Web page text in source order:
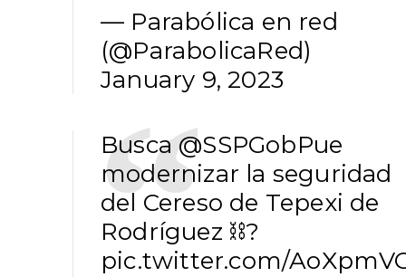
— Parabólica en red
(@ParabolicaRed)
January 9, 2023
Busca@SSPGobPue
modernizar la seguridad
del Cereso de Tepexi de
Rodríguez ⛓️?
pic.twitter.com/